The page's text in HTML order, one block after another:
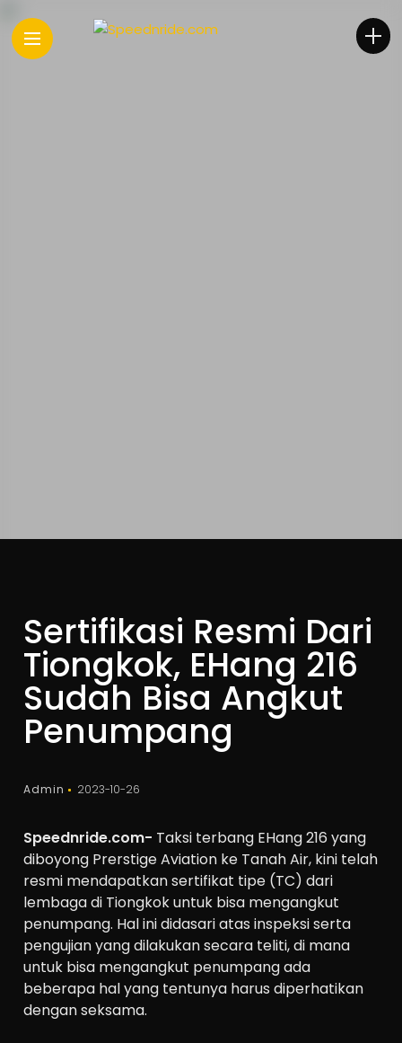
Sertifikasi Resmi Dari
Tiongkok, EHang 216
Sudah Bisa Angkut
Penumpang
Admin 2023-10-26
Speednride.com- Taksi terbang EHang 216 yang
diboyong Prerstige Aviation ke Tanah Air, kini telah
resmi mendapatkan sertifikat tipe (TC) dari
lembaga di Tiongkok untuk bisa mengangkut
penumpang. Hal ini didasari atas inspeksi serta
pengujian yang dilakukan secara teliti, di mana
untuk bisa mengangkut penumpang ada
beberapa hal yang tentunya harus diperhatikan
dengan seksama.